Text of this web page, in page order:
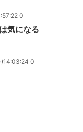
0
気になる
0